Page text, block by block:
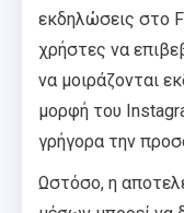
εκδηλώσεις στο
χρήστες να
να μοιράζονται
μορφή του
γρήγορα την
Ωστόσο, η